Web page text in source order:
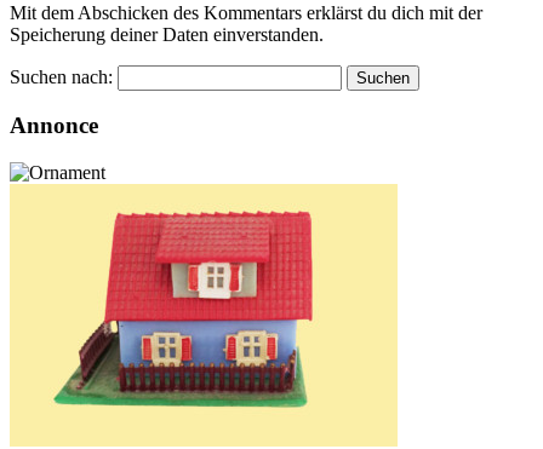
Mit dem Abschicken des Kommentars erklärst du dich mit der
Speicherung deiner Daten einverstanden.
Suchen nach:
Annonce